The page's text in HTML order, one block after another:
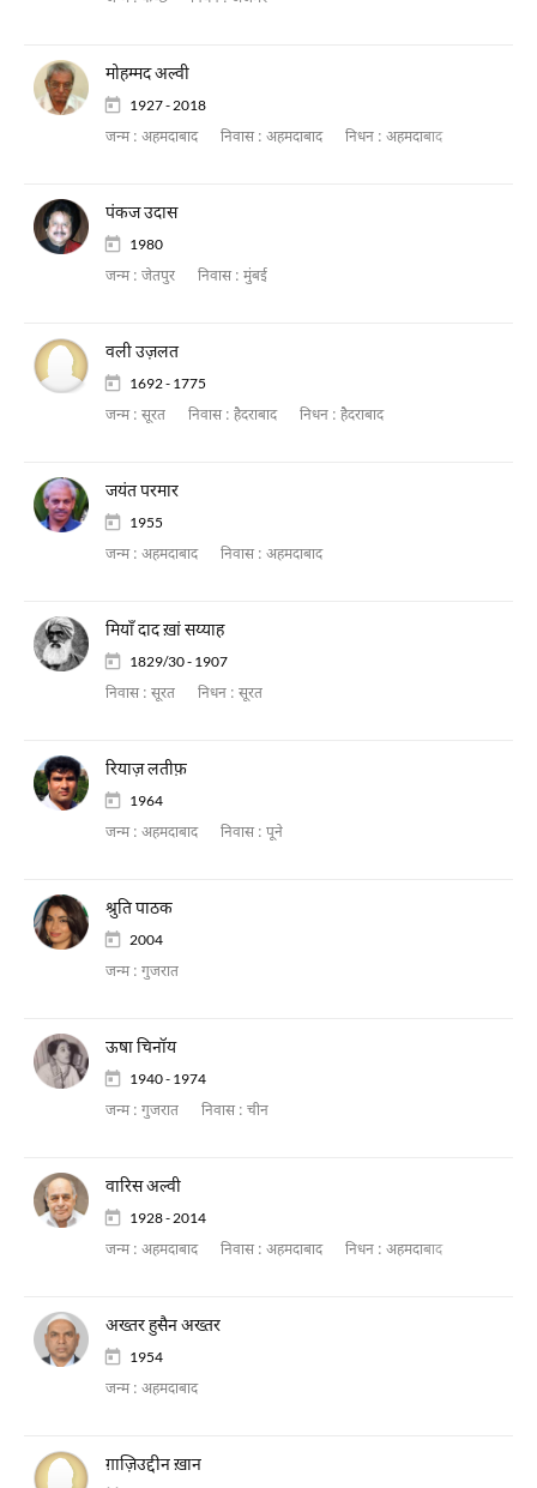
मोहम्मद अल्वी
1927 - 2018
जन्म : अहमदाबाद निवास : अहमदाबाद निधन : अहमदाबाद
पंकज उदास
1980
जन्म : जेतपुर निवास : मुंबई
वली उज़लत
1692 - 1775
जन्म : सूरत निवास : हैदराबाद निधन : हैदराबाद
जयंत परमार
1955
जन्म : अहमदाबाद निवास : अहमदाबाद
मियाँ दाद ख़ां सय्याह
1829/30 - 1907
निवास : सूरत निधन : सूरत
रियाज़ लतीफ़
1964
जन्म : अहमदाबाद निवास : पूने
श्रुति पाठक
2004
जन्म : गुजरात
ऊषा चिनॉय
1940 - 1974
जन्म : गुजरात निवास : चीन
वारिस अल्वी
1928 - 2014
जन्म : अहमदाबाद निवास : अहमदाबाद निधन : अहमदाबाद
अख्तर हुसैन अख्तर
1954
जन्म : अहमदाबाद
ग़ाज़िउद्दीन ख़ान